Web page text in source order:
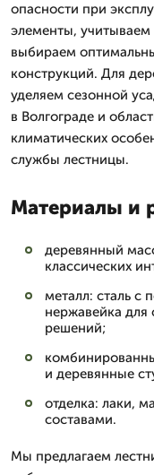
опасности при
элементы, учитываем
выбираем
конструкций. Для
уделяем сезонной
в Волгограде и
климатических
службы лестницы.
Материалы и
деревянный
классических
металл: сталь
нержавейка для
решений;
и деревянные
отделка: лаки,
составами.
Мы предлагаем